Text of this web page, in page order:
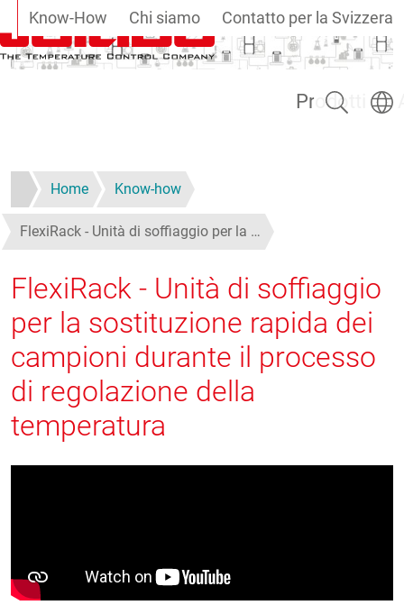
Salta al contenuto principale
Prodotti
Know-How Chi siamo Contatto per la Svizzera
Ricerca
Home Know-how
FlexiRack - Unità di soffiaggio per la …
FlexiRack - Unità di soffiaggio
per la sostituzione rapida dei
campioni durante il processo
di regolazione della
temperatura